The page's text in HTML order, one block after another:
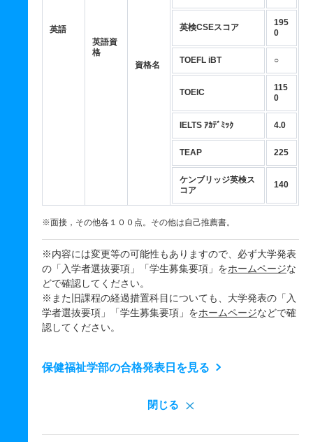
英語
英語資
格
資格名
英検CSEスコア
195
0
TOEFL iBT ○
TOEIC
115
0
IELTS ｱｶﾃﾞﾐｯｸ 4.0
TEAP 225
ケンブリッジ英検ス
コア
140
※面接，その他各１００点。その他は自己推薦書。
※内容には変更等の可能性もありますので、必ず大学発表
の「入学者選抜要項」「学生募集要項」をホームページな
どで確認してください。
※また旧課程の経過措置科目についても、大学発表の「入
学者選抜要項」「学生募集要項」をホームページなどで確
認してください。
保健福祉学部の合格発表日を見る
閉じる